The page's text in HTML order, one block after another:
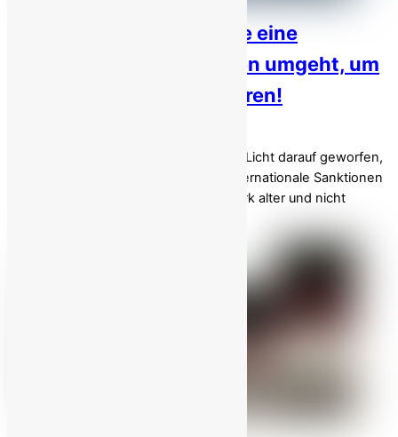
Bloomberg deckt auf: Wie eine
Schattenflotte Sanktionen umgeht, um
iranisches Öl zu exportieren!
Untersuchungsbericht von Bloomberg Licht darauf geworfen,
wie das iranische Regime weiterhin internationale Sanktionen
umgeht, indem es ein riesiges Netzwerk alter und nicht